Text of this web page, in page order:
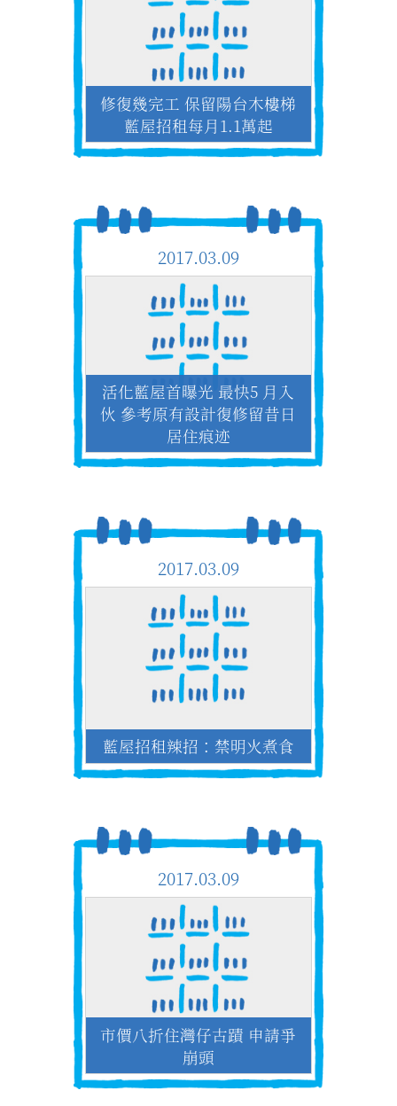
修復幾完工 保留陽台木樓梯
藍屋招租每月1.1萬起
2017.03.09
活化藍屋首曝光 最快5 月入
伙 參考原有設計復修留昔日
居住痕迹
2017.03.09
藍屋招租辣招：禁明火煮食
2017.03.09
市價八折住灣仔古蹟 申請爭
崩頭